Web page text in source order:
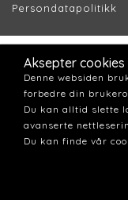
Persondatapolitikk
Aksepter
Denne websiden
forbedre din
Du kan alltid slette
avanserte
Du kan finde vår